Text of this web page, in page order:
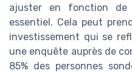
ajuster en fonction de
essentiel. Cela peut
investissement qui se
une enquête auprès de
85% des personnes